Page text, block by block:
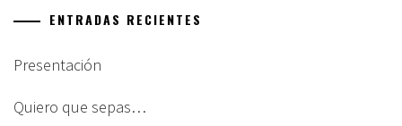
ENTRADAS RECIENTES
Presentación
Quiero que sepas…